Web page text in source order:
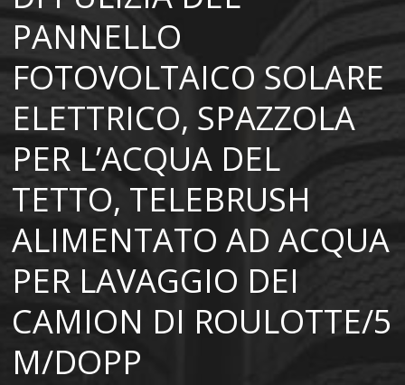
SHOP
PANNELLO
FOTOVOLTAICO SOLARE
ELETTRICO, SPAZZOLA
PER L’ACQUA DEL
TETTO, TELEBRUSH
ALIMENTATO AD ACQUA
PER LAVAGGIO DEI
CAMION DI ROULOTTE/5
M/DOPP